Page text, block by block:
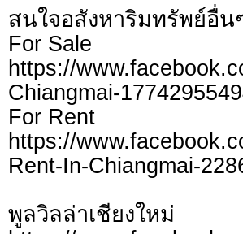
สนใจอสังหาริมทรัพย์อื่น
For Sale
https://
Chiangmai-
For Rent
https://
Rent-In-Chiangmai-
พูลวิลล่าเชียงใหม่